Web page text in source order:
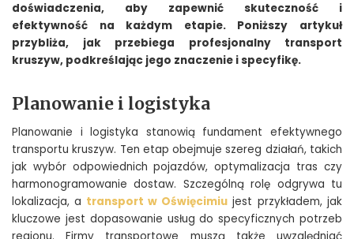
doświadczenia, aby zapewnić skuteczność i
efektywność na każdym etapie. Poniższy artykuł
przybliża, jak przebiega profesjonalny transport
kruszyw, podkreślając jego znaczenie i specyfikę.
Planowanie i logistyka
Planowanie i logistyka stanowią fundament efektywnego
transportu kruszyw. Ten etap obejmuje szereg działań, takich
jak wybór odpowiednich pojazdów, optymalizacja tras czy
harmonogramowanie dostaw. Szczególną rolę odgrywa tu
lokalizacja, a transport w Oświęcimiu jest przykładem, jak
kluczowe jest dopasowanie usług do specyficznych potrzeb